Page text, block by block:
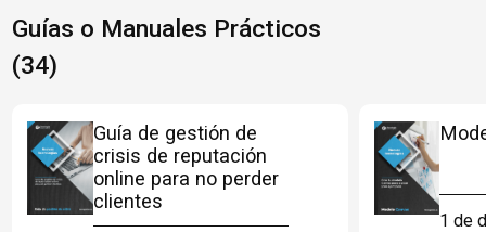
Guías o Manuales Prácticos
(34)
Guía de gestión de
crisis de reputación
online para no perder
clientes
1 de